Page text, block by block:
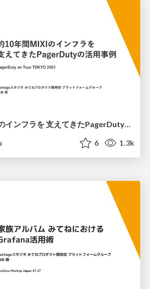
約10年間MIXIのインフラを 支えてきたPagerDutyの活用事例 / PagerDuty on Tour 2024
6 1.3k